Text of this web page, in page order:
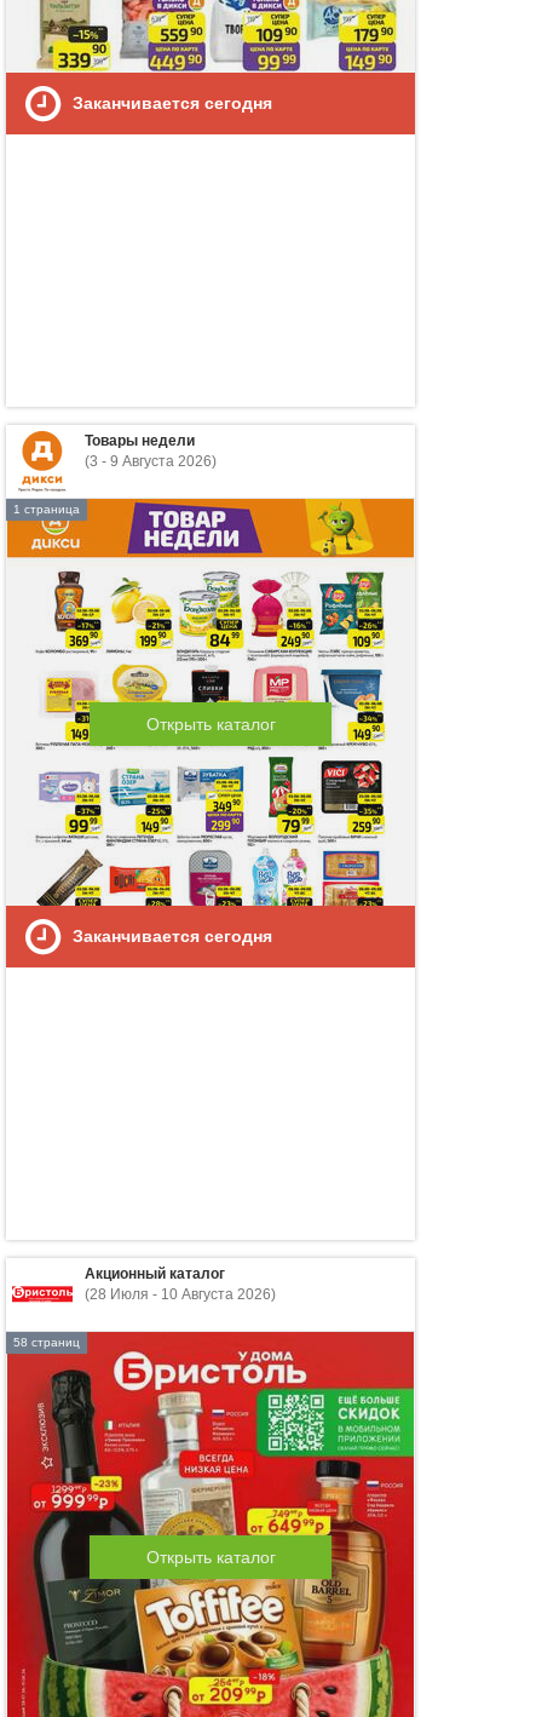
Заканчивается сегодня
Товары недели
(3 - 9 Августа 2026)
Открыть каталог
1 страница
Заканчивается сегодня
Акционный каталог
(28 Июля - 10 Августа 2026)
Открыть каталог
58 страниц